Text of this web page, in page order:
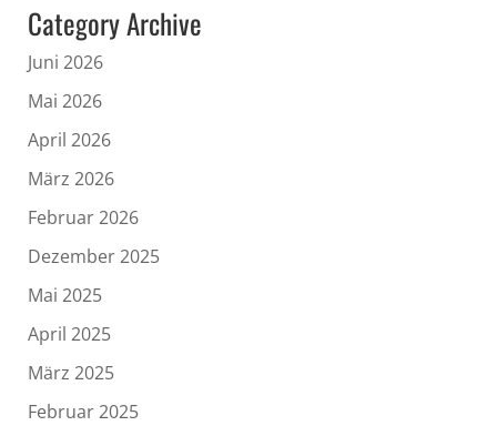
Category Archive
Juni 2026
Mai 2026
April 2026
März 2026
Februar 2026
Dezember 2025
Mai 2025
April 2025
März 2025
Februar 2025